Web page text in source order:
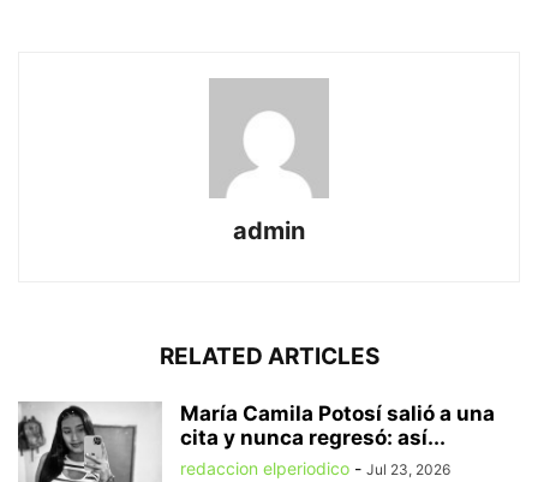
admin
RELATED ARTICLES
María Camila Potosí salió a una
cita y nunca regresó: así...
redaccion elperiodico - Jul 23, 2026